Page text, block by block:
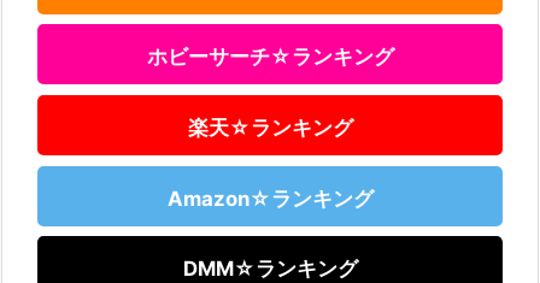
ホビーサーチ☆ランキング
楽天☆ランキング
Amazon☆ランキング
DMM☆ランキング